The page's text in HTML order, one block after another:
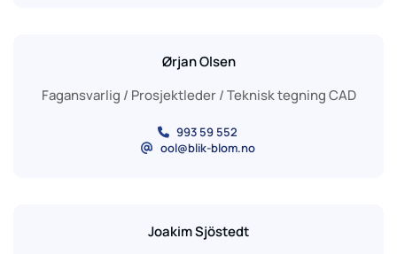
Ørjan Olsen
Fagansvarlig / Prosjektleder / Teknisk tegning CAD
 993 59 552
@ ool@blik-blom.no
Joakim Sjöstedt